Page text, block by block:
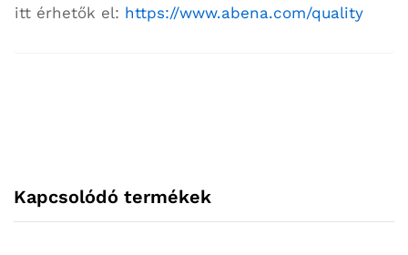
itt érhetők el: https://www.abena.com/quality
Kapcsolódó termékek